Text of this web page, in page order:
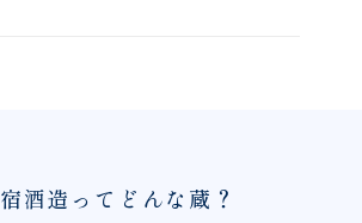
酒造ってどんな蔵？